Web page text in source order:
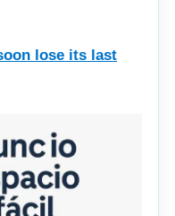
lose its last